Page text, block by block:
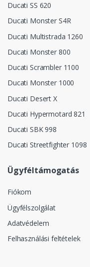
Ducati SS 620
Ducati Monster S4R
Ducati Multistrada 1260
Ducati Monster 800
Ducati Scrambler 1100
Ducati Monster 1000
Ducati Desert X
Ducati Hypermotard 821
Ducati SBK 998
Ducati Streetfighter 1098
Ügyféltámogatás
Fiókom
Ügyfélszolgálat
Adatvédelem
Felhasználási feltételek